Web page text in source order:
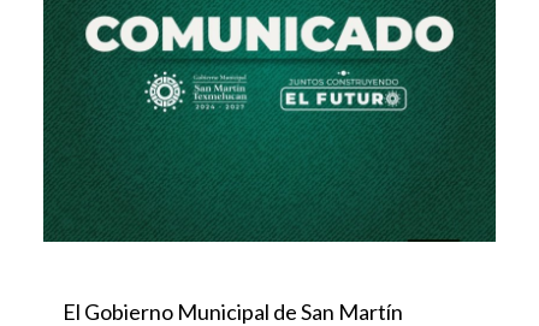
El Gobierno Municipal de San Martín